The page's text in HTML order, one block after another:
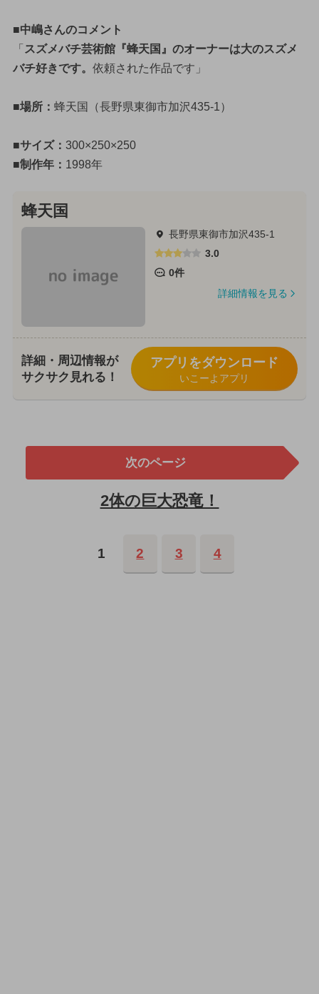
■中嶋さんのコメント
「 スズメバチ芸術館『蜂天国』のオーナーは大のスズメ
バチ好きです。 依頼された作品です」
■場所： 蜂天国（長野県東御市加沢435-1）
■サイズ： 300×250×250
■制作年： 1998年
蜂天国
長野県東御市加沢435-1
3.0
0件
詳細情報を見る
詳細・周辺情報が
サクサク見れる！
アプリをダウンロード
いこーよアプリ
次のページ
2体の巨大恐竜！
1 2 3 4